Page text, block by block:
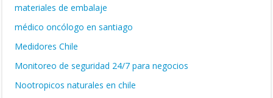
materiales de embalaje
médico oncólogo en santiago
Medidores Chile
Monitoreo de seguridad 24/7 para negocios
Nootropicos naturales en chile